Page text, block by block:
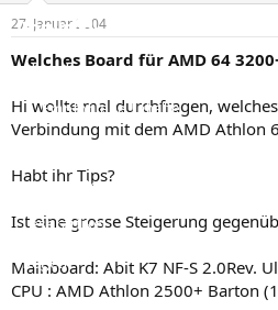
Forum
Aktuelles
Empfohlene Inhalte
Neueste Aktivitäten
Leserartikel
Regeln
e
r
t
a
27. Januar 2004
Welches Board für AMD 64
Hi wollte mal durchfragen,
Verbindung mit dem AMD Athlon
Habt ihr Tips?
Ist eine grosse Steigerung
Mainboard: Abit K7 NF-S 2.0Rev.
CPU : AMD Athlon 2500+ Barton